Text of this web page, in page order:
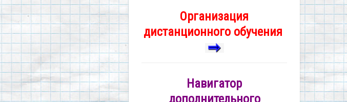
Организация
дистанционного обучения
Навигатор
дополнительного